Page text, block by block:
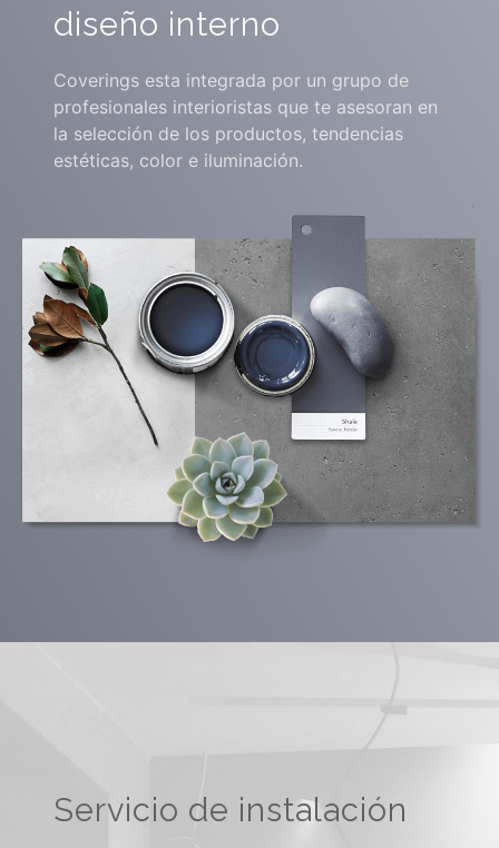
diseño interno
Coverings esta integrada por un grupo de
profesionales interioristas que te asesoran en
la selección de los productos, tendencias
estéticas, color e iluminación.
Servicio de instalación